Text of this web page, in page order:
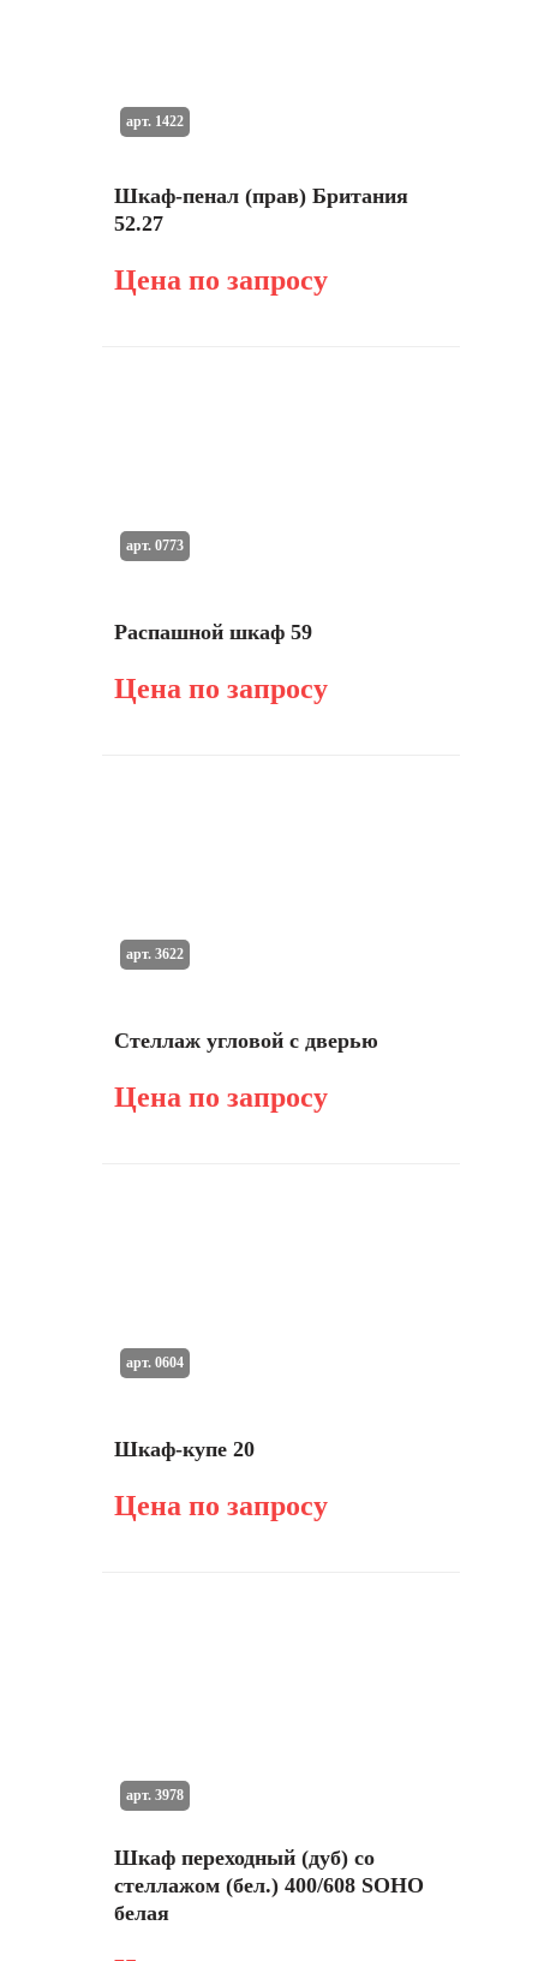
Шкаф-пенал (прав) Британия
52.27
Цена по запросу
арт. 1422
Распашной шкаф 59
Цена по запросу
арт. 0773
Стеллаж угловой с дверью
Цена по запросу
арт. 3622
Шкаф-купе 20
Цена по запросу
арт. 0604
Шкаф переходный (дуб) со
стеллажом (бел.) 400/608 SOHO
белая
арт. 3978